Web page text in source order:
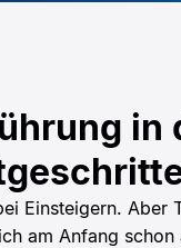
in
Einsteigern.
am Anfang schon